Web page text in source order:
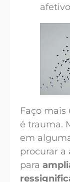
Faço mais
é trauma.
em
procurar a
para